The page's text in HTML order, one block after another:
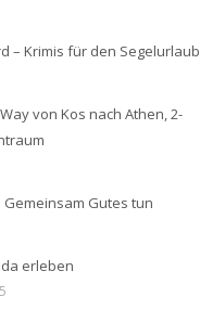
– Krimis für den Segelurlaub
von Kos nach Athen, 2-
Gutes tun
erleben